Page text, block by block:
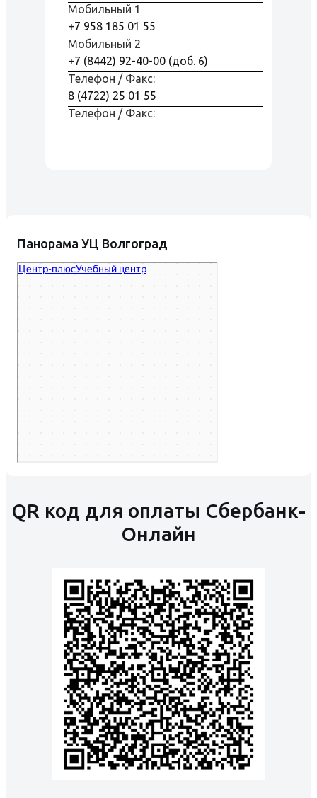
Мобильный 1
+7 958 185 01 55
Мобильный 2
+7 (8442) 92-40-00 (доб. 6)
Телефон / Факс:
8 (4722) 25 01 55
Телефон / Факс:
Панорама УЦ Волгоград
Центр-Плюс
Учебный центр в Волгограде
QR код для оплаты Сбербанк-
Онлайн